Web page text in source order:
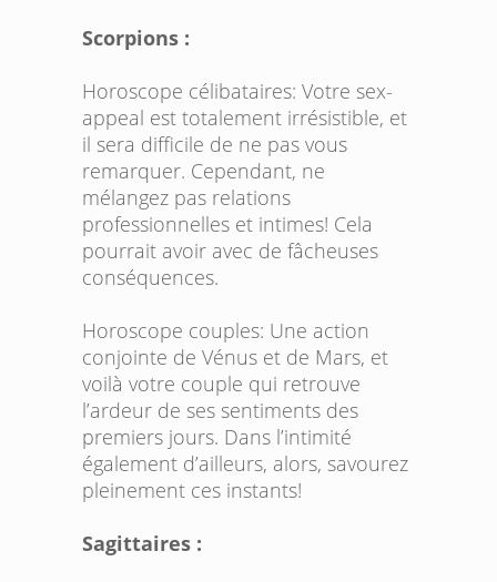
Scorpions :
Horoscope célibataires: Votre sex-
appeal est totalement irrésistible, et
il sera difficile de ne pas vous
remarquer. Cependant, ne
mélangez pas relations
professionnelles et intimes! Cela
pourrait avoir avec de fâcheuses
conséquences.
Horoscope couples: Une action
conjointe de Vénus et de Mars, et
voilà votre couple qui retrouve
l’ardeur de ses sentiments des
premiers jours. Dans l’intimité
également d’ailleurs, alors, savourez
pleinement ces instants!
Sagittaires :